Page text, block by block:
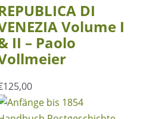
DI
Volume I
II – Paolo
125,00